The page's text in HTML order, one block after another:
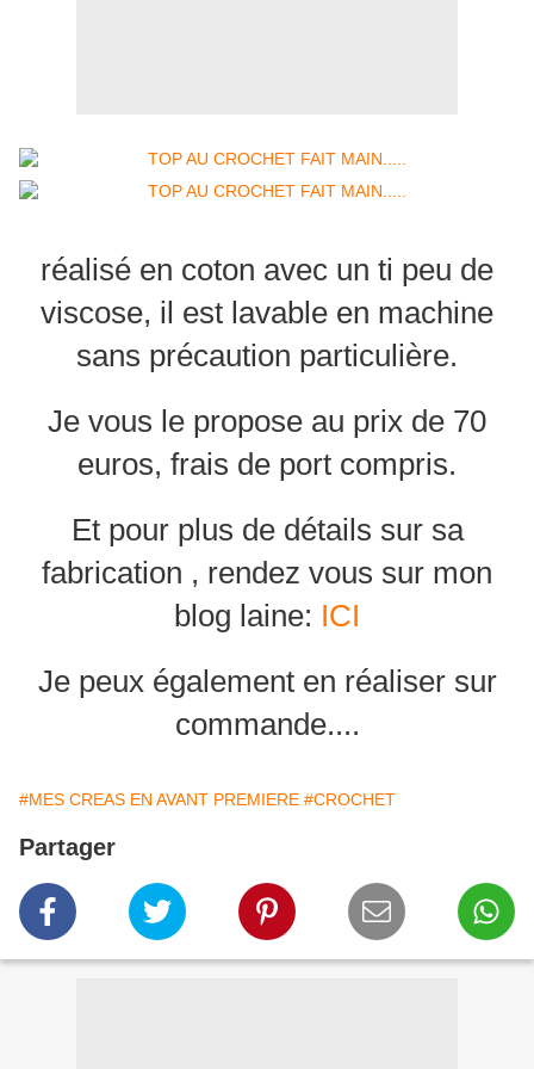
réalisé en coton avec un ti peu de
viscose, il est lavable en machine
sans précaution particulière.
Je vous le propose au prix de 70
euros, frais de port compris.
Et pour plus de détails sur sa
fabrication , rendez vous sur mon
blog laine: ICI
Je peux également en réaliser sur
commande....
#MES CREAS EN AVANT PREMIERE #CROCHET
Partager